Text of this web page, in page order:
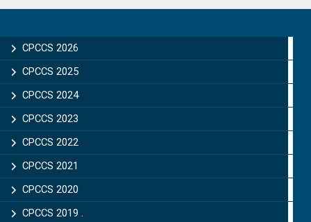
Sidebar
CPCCS 2026
CPCCS 2025
CPCCS 2024
CPCCS 2023
CPCCS 2022
CPCCS 2021
CPCCS 2020
CPCCS 2019 .